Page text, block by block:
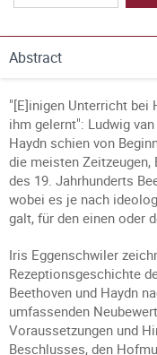
Abstract
"[E]inigen Unterricht bei
ihm gelernt": Ludwig
Haydn schien von
die meisten
des 19. Jahrhunderts
wobei es je nach
galt, für den einen oder
Iris Eggenschwiler
Rezeptionsgeschichte
Beethoven und Haydn
umfassenden
Voraussetzungen und
Beschlusses, den